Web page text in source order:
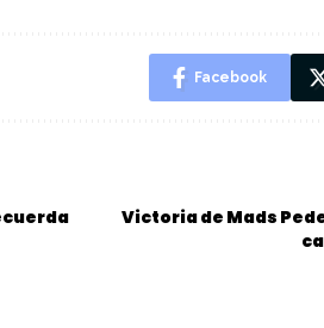
Facebook
Victoria de Mads